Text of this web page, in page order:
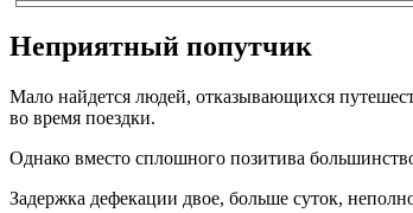
Неприятный попутчик
Мало найдется людей, отказывающихся
во время поездки.
Однако вместо сплошного позитива
Задержка дефекации двое, больше суток,